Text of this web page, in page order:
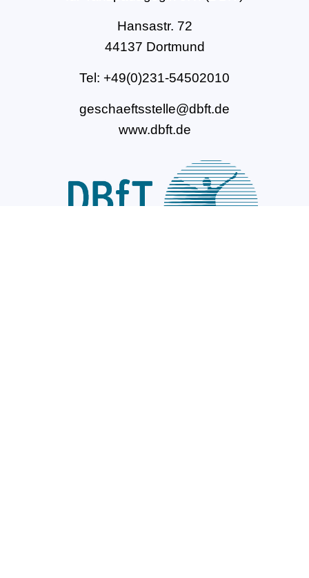
Hansastr. 72
44137 Dortmund
Tel: +49(0)231-54502010
geschaeftsstelle@dbft.de
www.dbft.de